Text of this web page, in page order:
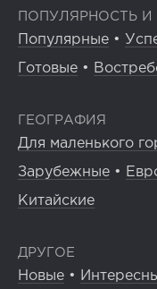
ПОПУЛЯРНОСТЬ И
Популярные •
Готовые •
ГЕОГРАФИЯ
Для маленького
Зарубежные •
Китайские
ДРУГОЕ
Новые •